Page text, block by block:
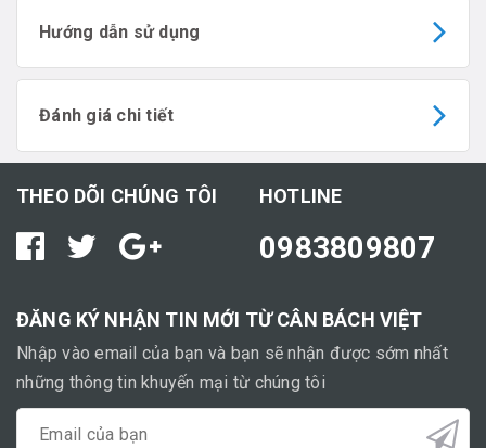
Hướng dẫn sử dụng
Đánh giá chi tiết
THEO DÕI CHÚNG TÔI HOTLINE
0983809807
ĐĂNG KÝ NHẬN TIN MỚI TỪ CÂN BÁCH VIỆT
Nhập vào email của bạn và bạn sẽ nhận được sớm nhất
những thông tin khuyến mại từ chúng tôi